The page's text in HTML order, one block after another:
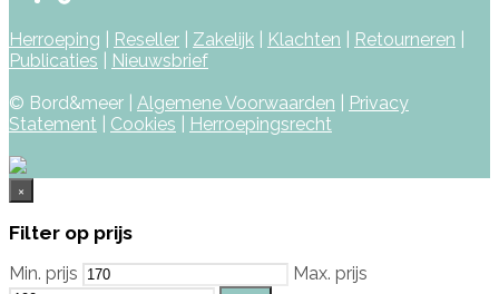
Herroeping Reseller Zakelijk Klachten Retourneren
Publicaties
Nieuwsbrief
© Bord&meer | Algemene Voorwaarden
Privacy
Statement
Cookies Herroepingsrecht
×
Filter op prijs
Min. prijs Max. prijs